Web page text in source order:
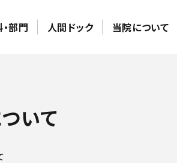
部門 人間ドック 当院について
いて